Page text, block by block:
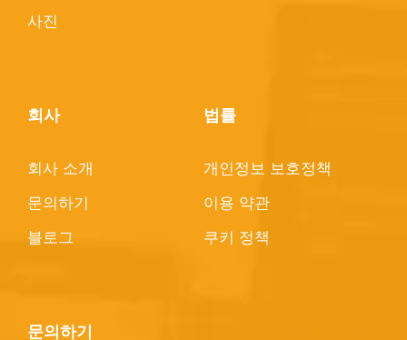
사진
회사
회사 소개
문의하기
블로그
법률
개인정보 보호정책
이용 약관
쿠키 정책
문의하기